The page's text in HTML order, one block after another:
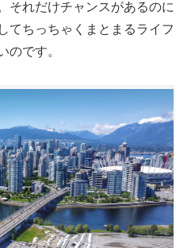
それだけチャンスがあるのに
てちっちゃくまとまるライフ
のです。